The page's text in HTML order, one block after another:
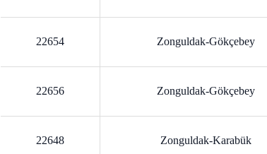
22654 Zonguldak-Gökçebey
22656 Zonguldak-Gökçebey
22648 Zonguldak-Karabük